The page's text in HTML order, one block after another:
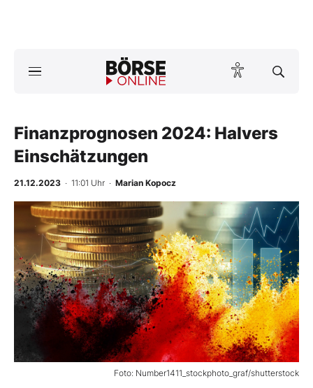
ktuelle Ausgabe BÖRSE ONLINE lesen
News
Anlageprodukte
Finanz-Check
Abo & Shop
BO-Musterdepots
Experten
Mein B:O
Finanzprognosen 2024: Halvers
Einschätzungen
21.12.2023 · 11:01 Uhr · Marian Kopocz
Foto: Number1411_stockphoto_graf/shutterstock